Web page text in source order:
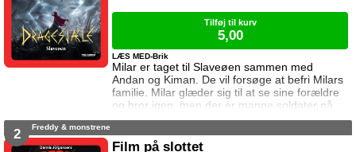
Milar er taget til Slaveøen sammen med
Andan og Kiman. De vil forsøge at befri Milars
familie. Milar glæder sig til at se sine forældre
og bror igen, men der er mange soldater på
Slaveøen. De må være forsigtige hvis det skal
LÆS MED-Brik
Tilføj til kurv
5,00
2 Freddy & monstrene
Film på slottet